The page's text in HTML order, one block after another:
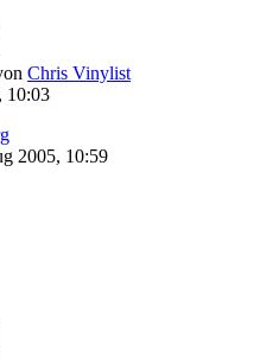
Chris Vinylist
10:03
2005, 10:59